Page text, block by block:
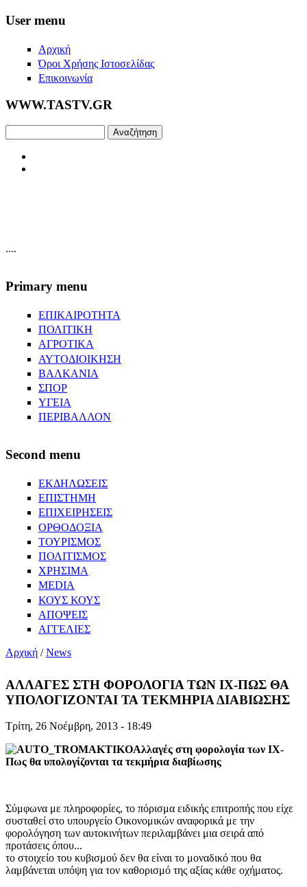
Skip to main content
User menu
Αρχική
Όροι Χρήσης Ιστοσελίδας
Επικοινωνία
WWW.TASTV.GR
....
Primary menu
ΕΠΙΚΑΙΡΟΤΗΤΑ
ΠΟΛΙΤΙΚΗ
ΑΓΡΟΤΙΚΑ
ΑΥΤΟΔΙΟΙΚΗΣΗ
ΒΑΛΚΑΝΙΑ
ΣΠΟΡ
ΥΓΕΙΑ
ΠΕΡΙΒΑΛΛΟΝ
Second menu
ΕΚΔΗΛΩΣΕΙΣ
ΕΠΙΣΤΗΜΗ
ΕΠΙΧΕΙΡΗΣΕΙΣ
ΟΡΘΟΔΟΞΙΑ
ΤΟΥΡΙΣΜΟΣ
ΠΟΛΙΤΙΣΜΟΣ
ΧΡΗΣΙΜΑ
MEDIA
ΚΟΥΣ ΚΟΥΣ
ΑΠΟΨΕΙΣ
ΑΓΓΕΛΙΕΣ
Αρχική /News
ΑΛΛΑΓΕΣ ΣΤΗ ΦΟΡΟΛΟΓΙΑ ΤΩΝ ΙΧ-ΠΩΣ ΘΑ
ΥΠΟΛΟΓΙΖΟΝΤΑΙ ΤΑ ΤΕΚΜΗΡΙΑ ΔΙΑΒΙΩΣΗΣ
Τρίτη, 26 Νοέμβρη, 2013 - 18:49
Αλλαγές στη φορολογία των ΙΧ-
Πως θα υπολογίζονται τα τεκμήρια διαβίωσης
Σύμφωνα με πληροφορίες, το πόρισμα ειδικής επιτροπής που είχε
συσταθεί στο υπουργείο Οικονομικών αναφορικά με την
φορολόγηση των αυτοκινήτων περιλαμβάνει μια σειρά από
προτάσεις όπου...
το στοιχείο του κυβισμού δεν θα είναι το μοναδικό που θα
λαμβάνεται υπόψη για τον καθορισμό της αξίας κάθε οχήματος.